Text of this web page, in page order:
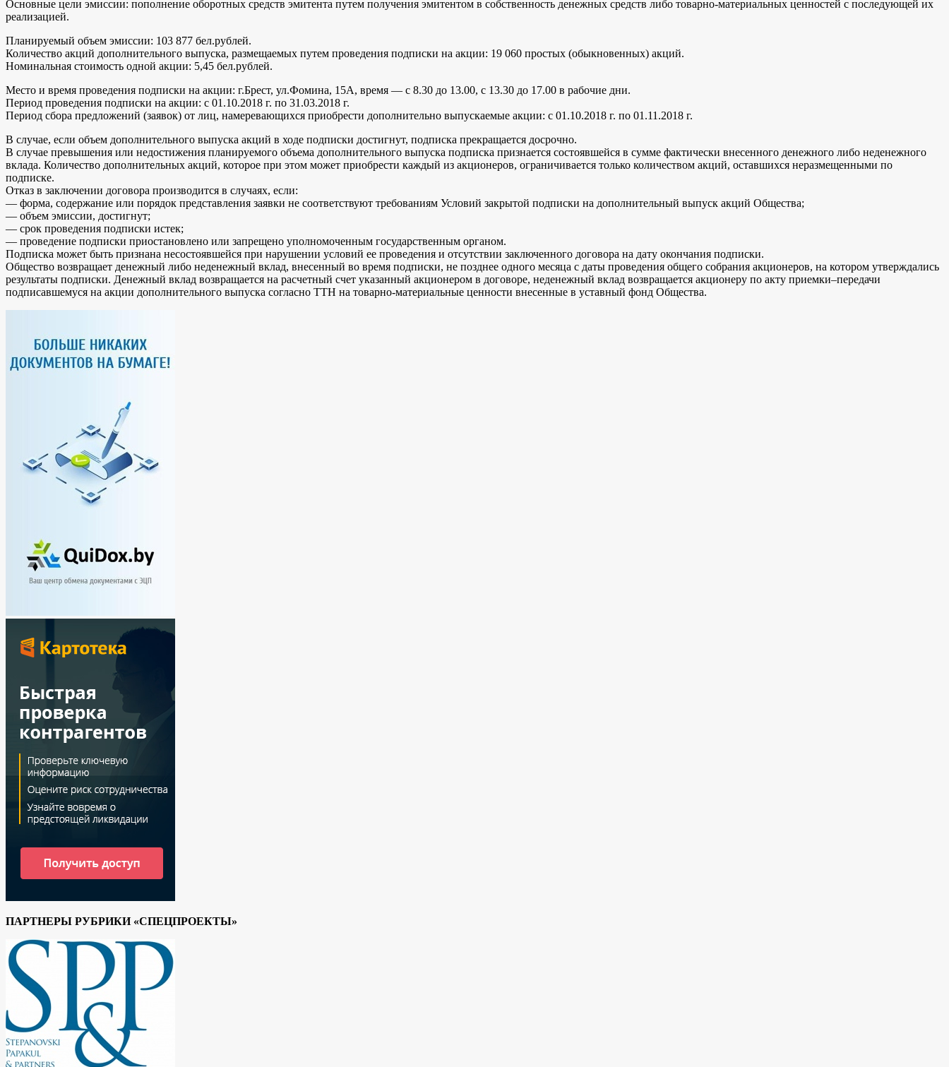
Основные цели эмиссии: пополнение оборотных средств эмитента путем получения эмитентом в собственность денежных средств либо товарно-материальных ценностей с последующей их
реализацией.
Планируемый объем эмиссии: 103 877 бел.рублей.
Количество акций дополнительного выпуска, размещаемых путем проведения подписки на акции: 19 060 простых (обыкновенных) акций.
Номинальная стоимость одной акции: 5,45 бел.рублей.
Место и время проведения подписки на акции: г.Брест, ул.Фомина, 15А, время — с 8.30 до 13.00, с 13.30 до 17.00 в рабочие дни.
Период проведения подписки на акции: с 01.10.2018 г. по 31.03.2018 г.
Период сбора предложений (заявок) от лиц, намеревающихся приобрести дополнительно выпускаемые акции: с 01.10.2018 г. по 01.11.2018 г.
В случае, если объем дополнительного выпуска акций в ходе подписки достигнут, подписка прекращается досрочно.
В случае превышения или недостижения планируемого объема дополнительного выпуска подписка признается состоявшейся в сумме фактически внесенного денежного либо неденежного
вклада. Количество дополнительных акций, которое при этом может приобрести каждый из акционеров, ограничивается только количеством акций, оставшихся неразмещенными по
подписке.
Отказ в заключении договора производится в случаях, если:
— форма, содержание или порядок представления заявки не соответствуют требованиям Условий закрытой подписки на дополнительный выпуск акций Общества;
— объем эмиссии, достигнут;
— срок проведения подписки истек;
— проведение подписки приостановлено или запрещено уполномоченным государственным органом.
Подписка может быть признана несостоявшейся при нарушении условий ее проведения и отсутствии заключенного договора на дату окончания подписки.
Общество возвращает денежный либо неденежный вклад, внесенный во время подписки, не позднее одного месяца с даты проведения общего собрания акционеров, на котором утверждались
результаты подписки. Денежный вклад возвращается на расчетный счет указанный акционером в договоре, неденежный вклад возвращается акционеру по акту приемки–передачи
подписавшемуся на акции дополнительного выпуска согласно ТТН на товарно-материальные ценности внесенные в уставный фонд Общества.
ПАРТНЕРЫ РУБРИКИ «СПЕЦПРОЕКТЫ»